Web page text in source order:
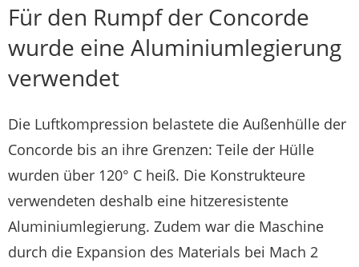
Für den Rumpf der Concorde
wurde eine Aluminiumlegierung
verwendet
Die Luftkompression belastete die Außenhülle der
Concorde bis an ihre Grenzen: Teile der Hülle
wurden über 120° C heiß. Die Konstrukteure
verwendeten deshalb eine hitze­resistente
Aluminiumlegierung. Zudem war die Maschine
durch die Expansion des Materials bei Mach 2